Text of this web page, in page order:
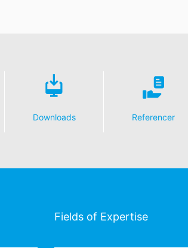
Downloads Referencer
Fields of Expertise